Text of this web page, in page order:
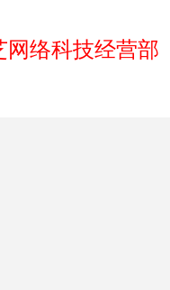
络科技经营部